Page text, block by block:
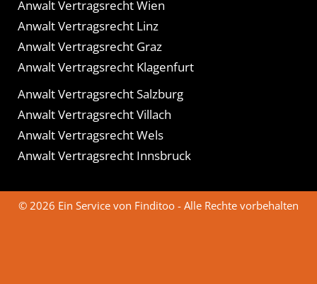
Anwalt Vertragsrecht Wien
Anwalt Vertragsrecht Linz
Anwalt Vertragsrecht Graz
Anwalt Vertragsrecht Klagenfurt
Anwalt Vertragsrecht Salzburg
Anwalt Vertragsrecht Villach
Anwalt Vertragsrecht Wels
Anwalt Vertragsrecht Innsbruck
© 2026 Ein Service von Finditoo - Alle Rechte vorbehalten